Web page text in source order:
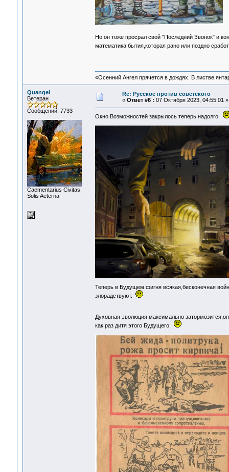
Но он тоже просрал свой "Последний Звонок" и
математика бытия,которая рано или поздно
«Осенний Ангел прячется в дождях. В листве
Quangel
Ветеран
Сообщений: 7733
Сaementarius Civitas
Solis Aeterna
Re: Русское против советского
« Ответ #6 : 07 Октября 2023, 04:55:01 »
Окно Возможностей закрылось теперь надолго.
Теперь в Будущем фигня всякая,бесконечная
злорадствуют.
Духовная эволюция максимально
как раз дитя этого Будущего.